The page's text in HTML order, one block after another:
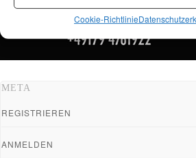
Cookie-Richtlinie
META
REGISTRIEREN
ANMELDEN